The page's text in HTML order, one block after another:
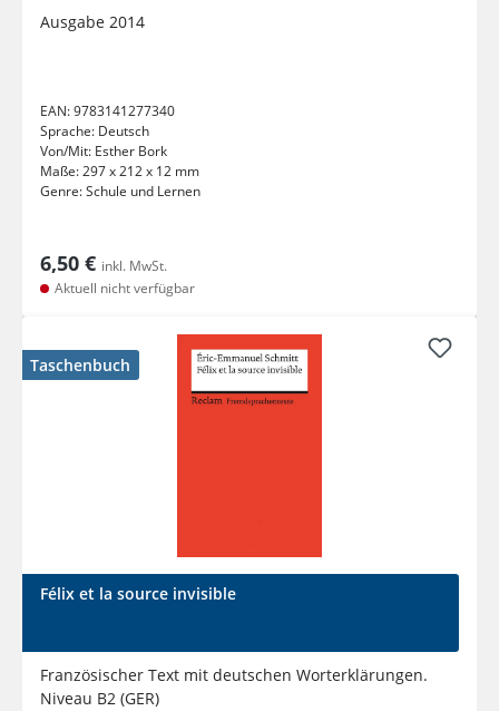
Ausgabe 2014
EAN:9783141277340
Sprache: Deutsch
Von/Mit: Esther Bork
Maße:297 x 212 x 12 mm
Genre:Schule und Lernen
6,50 € inkl. MwSt.
Aktuell nicht verfügbar
Taschenbuch
Félix et la source invisible
Französischer Text mit deutschen Worterklärungen.
Niveau B2 (GER)